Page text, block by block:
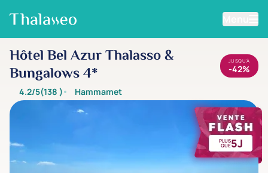
Aller au contenu principal
Hôtel Bel Azur Thalasso &
Bungalows 4*
JUSQU'À
-42%
4.2/5(138 ) Hammamet
PLUS
QUE5J